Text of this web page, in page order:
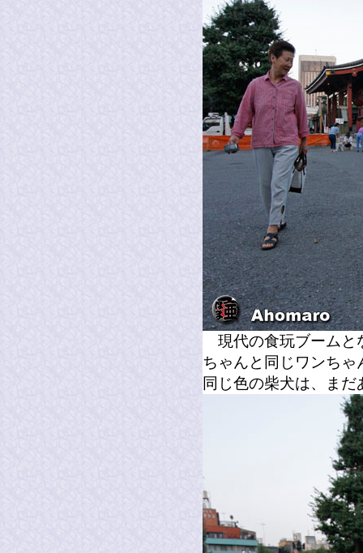
現代の食玩ブームと
ちゃんと同じワンち
同じ色の柴犬は、ま